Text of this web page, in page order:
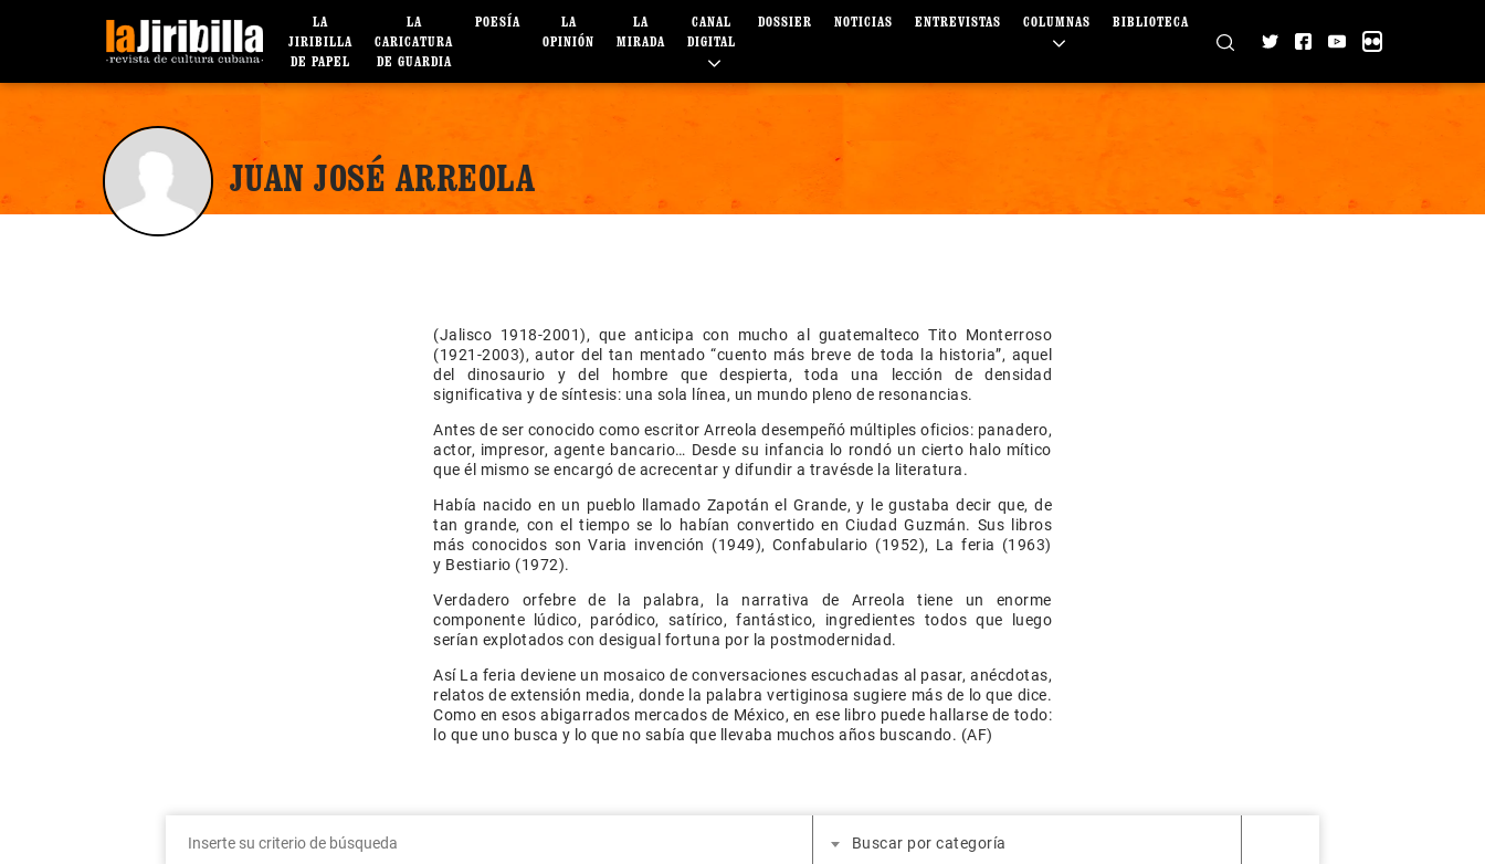
LA
JIRIBILLA
DE PAPEL
LA
CARICATURA
DE GUARDIA
POESÍA
LA
OPINIÓN
LA
MIRADA
CANAL
DIGITAL
DOSSIER NOTICIAS ENTREVISTAS COLUMNAS BIBLIOTECA
JUAN JOSÉ ARREOLA
(Jalisco 1918-2001), que anticipa con mucho al guatemalteco Tito Monterroso
(1921-2003), autor del tan mentado “cuento más breve de toda la historia”, aquel
del dinosaurio y del hombre que despierta, toda una lección de densidad
significativa y de síntesis: una sola línea, un mundo pleno de resonancias.
Antes de ser conocido como escritor Arreola desempeñó múltiples oficios: panadero,
actor, impresor, agente bancario… Desde su infancia lo rondó un cierto halo mítico
que él mismo se encargó de acrecentar y difundir a travésde la literatura.
Había nacido en un pueblo llamado Zapotán el Grande, y le gustaba decir que, de
tan grande, con el tiempo se lo habían convertido en Ciudad Guzmán. Sus libros
más conocidos son Varia invención (1949), Confabulario (1952), La feria (1963)
y Bestiario (1972).
Verdadero orfebre de la palabra, la narrativa de Arreola tiene un enorme
componente lúdico, paródico, satírico, fantástico, ingredientes todos que luego
serían explotados con desigual fortuna por la postmodernidad.
Así La feria deviene un mosaico de conversaciones escuchadas al pasar, anécdotas,
relatos de extensión media, donde la palabra vertiginosa sugiere más de lo que dice.
Como en esos abigarrados mercados de México, en ese libro puede hallarse de todo:
lo que uno busca y lo que no sabía que llevaba muchos años buscando. (AF)
Buscar por categoría